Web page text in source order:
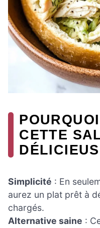
CETTE
Simplicité : En
aurez un plat prêt à
chargés.
Alternative saine :